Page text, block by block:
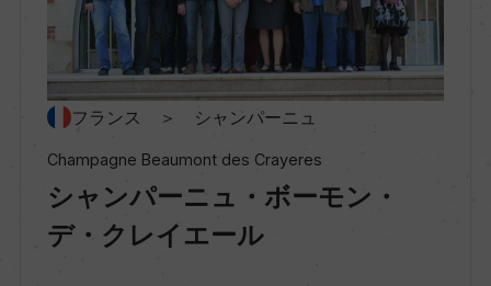
種類
スパークリングワイン
味わい
辛口
フランス ＞ シャンパーニュ
Champagne Beaumont des Crayeres
シャンパーニュ・ボーモン・
デ・クレイエール